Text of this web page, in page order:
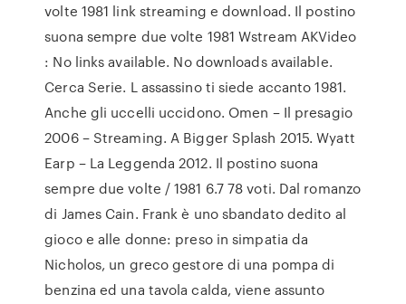
volte 1981 link streaming e download. Il postino
suona sempre due volte 1981 Wstream AKVideo
: No links available. No downloads available.
Cerca Serie. L assassino ti siede accanto 1981.
Anche gli uccelli uccidono. Omen – Il presagio
2006 – Streaming. A Bigger Splash 2015. Wyatt
Earp – La Leggenda 2012. Il postino suona
sempre due volte / 1981 6.7 78 voti. Dal romanzo
di James Cain. Frank è uno sbandato dedito al
gioco e alle donne: preso in simpatia da
Nicholos, un greco gestore di una pompa di
benzina ed una tavola calda, viene assunto